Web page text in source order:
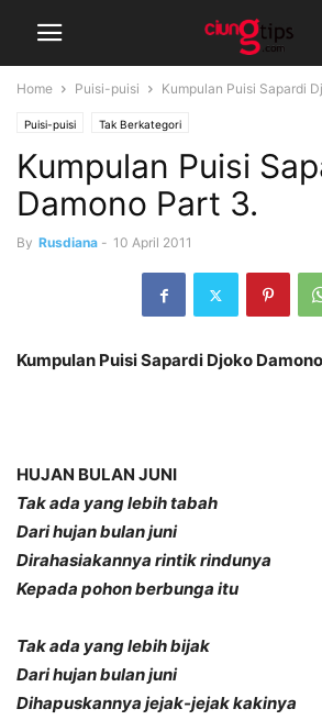
Home Puisi-puisi Kumpulan Puisi Sapardi
Puisi-puisi Tak Berkategori
Kumpulan Puisi
Damono Part 3.
By Rusdiana - 10 April 2011
Kumpulan Puisi Sapardi Djoko
HUJAN BULAN JUNI
Tak ada yang lebih tabah
Dari hujan bulan juni
Dirahasiakannya rintik rindunya
Kepada pohon berbunga itu
Tak ada yang lebih bijak
Dari hujan bulan juni
Dihapuskannya jejak-jejak kakinya